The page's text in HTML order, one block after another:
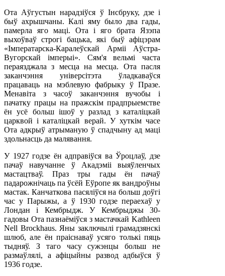
Ота Аўгустын нарадзіўся ў Інсбруку, дзе і
быў ахрышчаны. Калі яму было два гады,
памерла яго маці. Ота і яго брата Язэпа
выхоўваў строгі бацька, які быў афіцэрам
«Імператарска-Каралеўскай Арміі Аўстра-
Вугорскай імперыі». Сям'я вельмі часта
пераязджала з месца на месца. Ота пасля
заканчэння універсітэта ўладкаваўся
працаваць на мэблевую фабрыку ў Празе.
Менавіта з часоў заканчэння вучобы і
пачатку працы на пражскім прадпрыемстве
ён усё больш ішоў у разлад з каталіцкай
царквой і каталіцкай верай. У хуткім часе
Ота адкрыў атрыманую ў спадчыну ад маці
здольнасць да малявання.
У 1927 годзе ён адправіўся ва Ўроцлаў, дзе
пачаў навучанне ў Акадэміі выяўленчых
мастацтваў. Праз тры гады ён пачаў
падарожнічаць па ўсёй Еўропе як вандроўны
мастак. Канчаткова пасяліўся на больш доўгі
час у Парыжы, а ў 1930 годзе пераехаў у
Лондан і Кембрыдж. У Кембрыджы 30-
гадовы Ота пазнаёміўся з мастачкай Kathleen
Nell Brockhaus. Яны заключылі грамадзянскі
шлюб, але ён праіснаваў усяго толькі пяць
тыдняў. З таго часу сужэнцы больш не
размаўлялі, а афіцыйны развод адбыўся ў
1936 годзе.